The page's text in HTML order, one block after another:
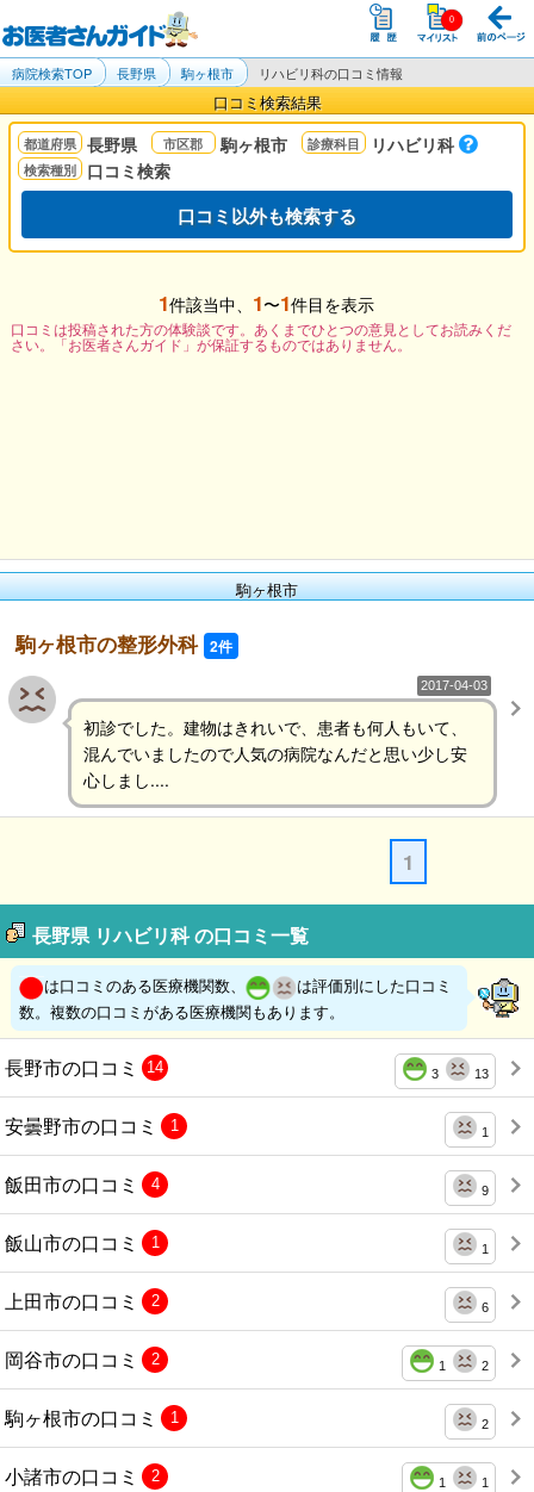
病院検索TOP 長野県 駒ヶ根市 リハビリ科の口コミ情報
口コミ検索結果
長野県 駒ヶ根市
リハビリ科
口コミ検索
口コミ以外も検索する
1件該当中、 1〜1件目を表示
口コミは投稿された方の体験談です。あくまでひとつの意見としてお読みくだ
さい。「お医者さんガイド」が保証するものではありません。
駒ヶ根市
駒ヶ根市の整形外科 2件
2017-04-03
初診でした。建物はきれいで、患者も何人もいて、
混んでいましたので人気の病院なんだと思い少し安
心しまし....
1
長野県 リハビリ科 の口コミ一覧
は口コミのある医療機関数、
は評価別にした口コミ
数。複数の口コミがある医療機関もあります。
長野市の口コミ 3 13
14
安曇野市の口コミ 1
1
飯田市の口コミ 9
4
飯山市の口コミ 1
1
上田市の口コミ 6
2
岡谷市の口コミ 1 2
2
駒ヶ根市の口コミ 2
1
小諸市の口コミ 1 1
2